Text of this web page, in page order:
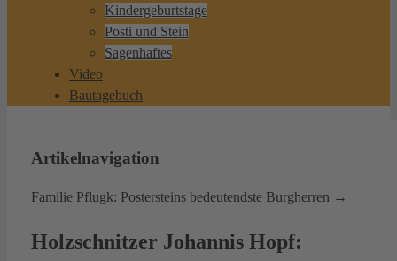
Kindergeburtstage
Posti und Stein
Sagenhaftes
Video
Bautagebuch
Artikelnavigation
Familie Pflugk: Postersteins bedeutendste Burgherren →
Holzschnitzer Johannis Hopf: